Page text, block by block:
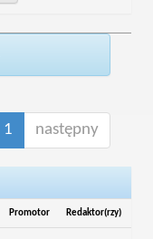
1 następny
Promotor Redaktor(rzy)